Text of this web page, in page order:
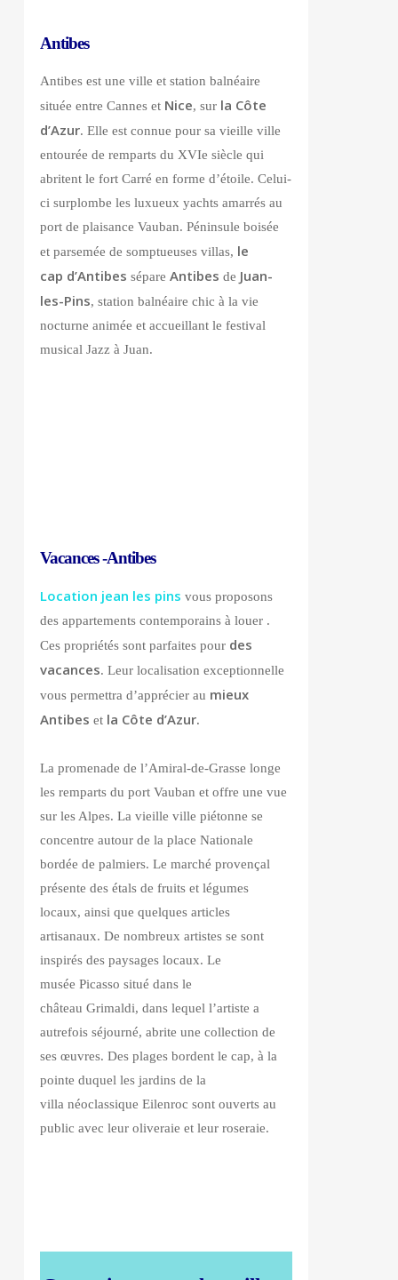
Antibes
Antibes est une ville et station balnéaire
située entre Cannes et Nice, surla Côte
d’Azur. Elle est connue pour sa vieille ville
entourée de remparts du XVIe siècle qui
abritent le fort Carré en forme d’étoile. Celui-
ci surplombe les luxueux yachts amarrés au
port de plaisance Vauban. Péninsule boisée
et parsemée de somptueuses villas, le
cap d’Antibes sépare Antibes de Juan-
les-Pins, station balnéaire chic à la vie
nocturne animée et accueillant le festival
musical Jazz à Juan.
Vacances -Antibes
Location jean les pins vous proposons
des appartements contemporains à louer .
Ces propriétés sont parfaites pour des
vacances. Leur localisation exceptionnelle
vous permettra d’apprécier au mieux
Antibes et la Côte d’Azur.
La promenade de l’Amiral-de-Grasse longe
les remparts du port Vauban et offre une vue
sur les Alpes. La vieille ville piétonne se
concentre autour de la place Nationale
bordée de palmiers. Le marché provençal
présente des étals de fruits et légumes
locaux, ainsi que quelques articles
artisanaux. De nombreux artistes se sont
inspirés des paysages locaux. Le
musée Picasso situé dans le
château Grimaldi, dans lequel l’artiste a
autrefois séjourné, abrite une collection de
ses œuvres. Des plages bordent le cap, à la
pointe duquel les jardins de la
villa néoclassique Eilenroc sont ouverts au
public avec leur oliveraie et leur roseraie.